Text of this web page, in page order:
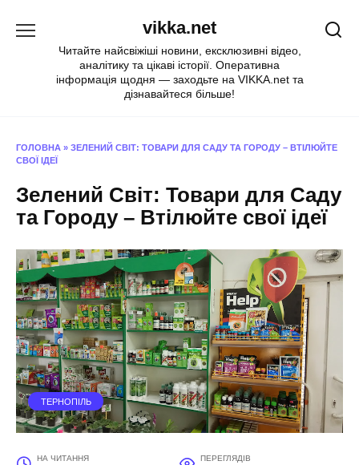
vikka.net
Читайте найсвіжіші новини, ексклюзивні відео,
аналітику та цікаві історії. Оперативна
інформація щодня — заходьте на VIKKA.net та
дізнавайтеся більше!
ГОЛОВНА » ЗЕЛЕНИЙ СВІТ: ТОВАРИ ДЛЯ САДУ ТА ГОРОДУ – ВТІЛЮЙТЕ
СВОЇ ІДЕЇ
Зелений Світ: Товари для Саду
та Городу – Втілюйте свої ідеї
ТЕРНОПІЛЬ
НА ЧИТАННЯ ПЕРЕГЛЯДІВ